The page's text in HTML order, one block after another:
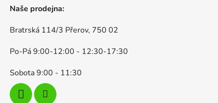
Naše prodejna:
Bratrská 114/3 Přerov, 750 02
Po-Pá 9:00-12:00 - 12:30-17:30
Sobota 9:00 - 11:30